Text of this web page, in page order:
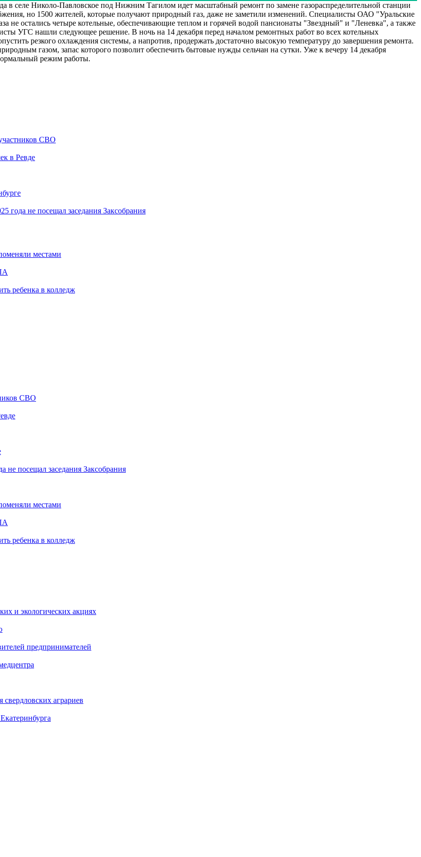
Николо-Павловское под Нижним Тагилом идет масштабный ремонт по замене газораспределительной станции
но 1500 жителей, которые получают природный газ, даже не заметили изменений. Специалисты ОАО "Уральские
не остались четыре котельные, обеспечивающие теплом и горячей водой пансионаты "Звездный" и "Леневка", а также
УГС нашли следующее решение. В ночь на 14 декабря перед началом ремонтных работ во всех котельных
резкого охлаждения системы, а напротив, продержать достаточно высокую температуру до завершения ремонта.
газом, запас которого позволит обеспечить бытовые нужды сельчан на сутки. Уже к вечеру 14 декабря
режим работы.
СВО
в Ревде
года не посещал заседания Заксобрания
местами
ребенка в колледж
СВО
посещал заседания Заксобрания
местами
ребенка в колледж
и экологических акциях
предпринимателей
аграриев